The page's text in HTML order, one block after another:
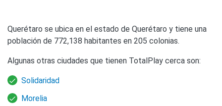
Querétaro se ubica en el estado de Querétaro y tiene una
población de 772,138 habitantes en 205 colonias.
Algunas otras ciudades que tienen TotalPlay cerca son:
Solidaridad
Morelia